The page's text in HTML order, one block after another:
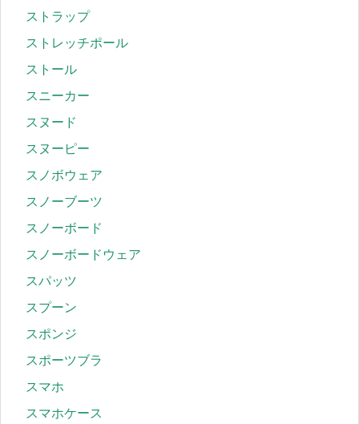
ストラップ
ストレッチポール
ストール
スニーカー
スヌード
スヌーピー
スノボウェア
スノーブーツ
スノーボード
スノーボードウェア
スパッツ
スプーン
スポンジ
スポーツブラ
スマホ
スマホケース